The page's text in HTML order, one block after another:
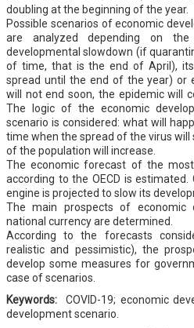
doubling at the beginning of the year.
Possible scenarios of economic
are analyzed depending on
developmental slowdown (if
of time, that is the end of April),
spread until the end of the year) or
will not end soon, the epidemic will
The logic of the economic
scenario is considered: what will
time when the spread of the virus
of the population will increase.
The economic forecast of the
according to the OECD is
engine is projected to slow its
The main prospects of economic
national currency are determined.
According to the forecasts
realistic and pessimistic), the
develop some measures for
case of scenarios.
Keywords:
COVID-19; economic
development scenario.